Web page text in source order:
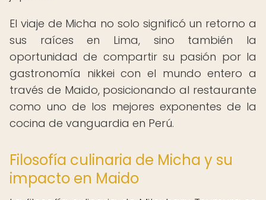
El viaje de Micha no solo significó un retorno a
sus raíces en Lima, sino también la
oportunidad de compartir su pasión por la
gastronomía nikkei con el mundo entero a
través de Maido, posicionando al restaurante
como uno de los mejores exponentes de la
cocina de vanguardia en Perú.
Filosofía culinaria de Micha y su
impacto en Maido